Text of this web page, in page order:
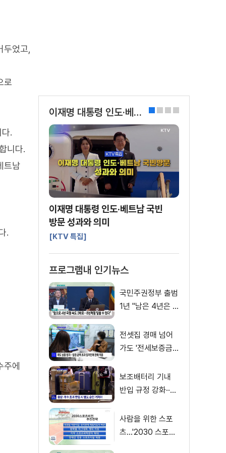
었고,
로
.
니다.
트남
.
에
이재명 대통령 인도·베트남 국빈 방문 0
1
2
3
이재명 대통령 인도·베트남 국빈
방문 성과와 의미
[KTV 특집]
프로그램내 인기뉴스
국민주권정부 출범
1년 "남은 4년은 8
전셋집 경매 넘어
가도 '전세보증금'
보조배터리 기내
반입 규정 강화··
사람을 위한 스포
츠…'2030 스포츠